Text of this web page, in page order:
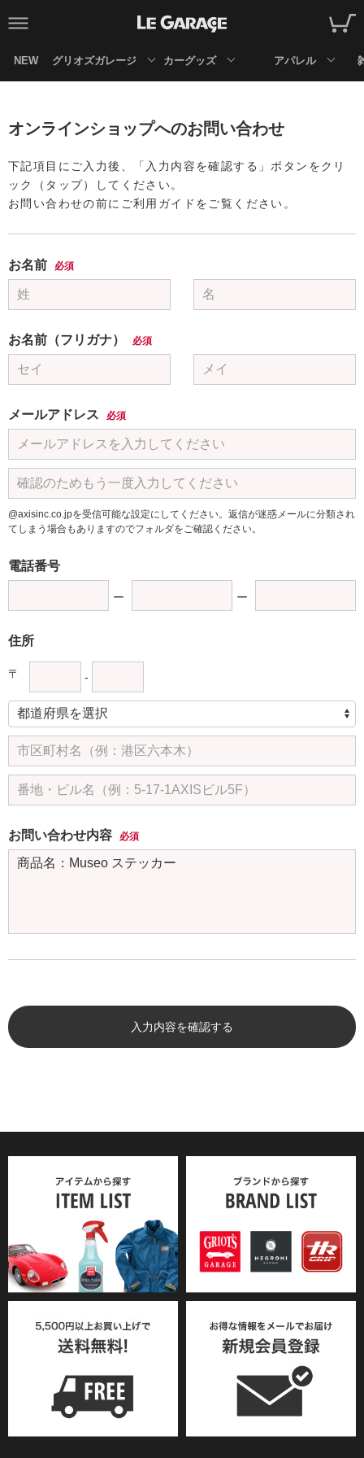
NEW グリオズガレージ カーグッズ アパレル
オンラインショップへのお問い合わせ
下記項目にご入力後、「入力内容を確認する」ボタンをクリ
ック（タップ）してください。
お問い合わせの前にご利用ガイドをご覧ください。
お名前 必須
お名前（フリガナ） 必須
メールアドレス 必須
@axisinc.co.jpを受信可能な設定にしてください。返信が迷惑メールに分類され
てしまう場合もありますのでフォルダをご確認ください。
電話番号
住所
〒 -
お問い合わせ内容 必須
入力内容を確認する